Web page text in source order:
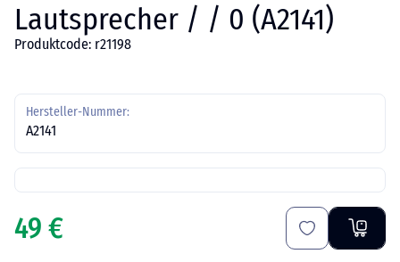
Lautsprecher / / 0 (A2141)
Produktcode: r21198
Hersteller-Nummer:
A2141
49 €